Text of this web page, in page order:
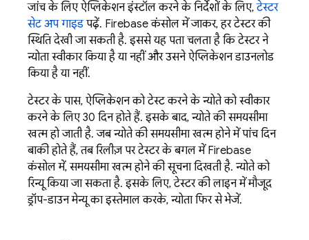
जांच के लिए ऐप्लिकेशन इंस्टॉल करने के निर्देशों के लिए,टेस्टर
सेट अप गाइड पढ़ें. Firebaseकंसोल में जाकर, हर टेस्टर की
स्थिति देखी जा सकती है. इससे यह पता चलता है कि टेस्टर ने
न्योता स्वीकार किया है या नहीं और उसने ऐप्लिकेशन डाउनलोड
किया है या नहीं.
टेस्टर के पास, ऐप्लिकेशन को टेस्ट करने के न्योते को स्वीकार
करने के लिए 30 दिन होते हैं. इसके बाद, न्योते की समयसीमा
खत्म हो जाती है. जब न्योते की समयसीमा खत्म होने में पांच दिन
बाकी होते हैं, तब रिलीज़ पर टेस्टर के बगल में Firebase
कंसोल में, समयसीमा खत्म होने की सूचना दिखती है. न्योते को
रिन्यू किया जा सकता है. इसके लिए, टेस्टर की लाइन में मौजूद
ड्रॉप-डाउन मेन्यू का इस्तेमाल करके, न्योता फिर से भेजें.